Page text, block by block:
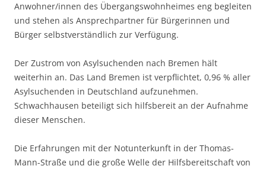
Anwohner/innen des Übergangswohnheimes eng begleiten
und stehen als Ansprechpartner für Bürgerinnen und
Bürger selbstverständlich zur Verfügung.
Der Zustrom von Asylsuchenden nach Bremen hält
weiterhin an. Das Land Bremen ist verpflichtet, 0,96 % aller
Asylsuchenden in Deutschland aufzunehmen.
Schwachhausen beteiligt sich hilfsbereit an der Aufnahme
dieser Menschen.
Die Erfahrungen mit der Notunterkunft in der Thomas-
Mann-Straße und die große Welle der Hilfsbereitschaft von